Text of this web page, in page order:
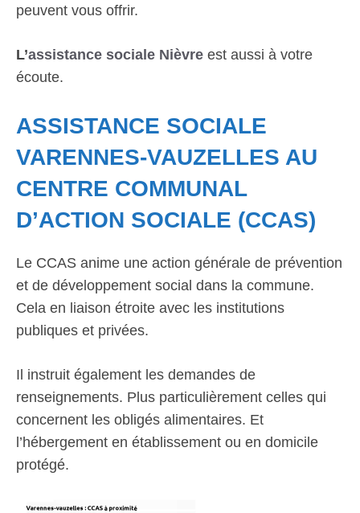
peuvent vous offrir.
L’assistance sociale Nièvre est aussi à votre
écoute.
ASSISTANCE SOCIALE
VARENNES-VAUZELLES AU
CENTRE COMMUNAL
D’ACTION SOCIALE (CCAS)
Le CCAS anime une action générale de prévention
et de développement social dans la commune.
Cela en liaison étroite avec les institutions
publiques et privées.
Il instruit également les demandes de
renseignements. Plus particulièrement celles qui
concernent les obligés alimentaires. Et
l’hébergement en établissement ou en domicile
protégé.